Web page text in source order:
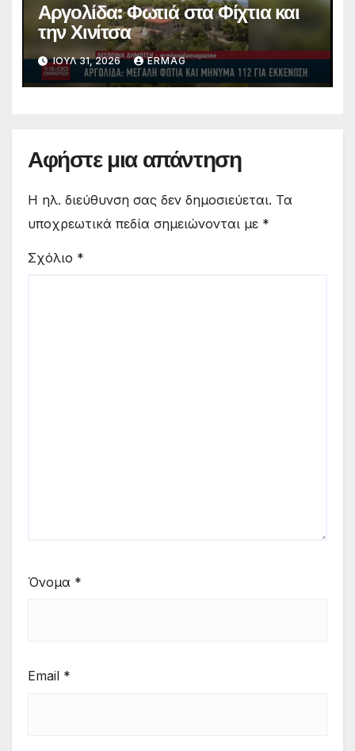
Αργολίδα: Φωτιά στα Φίχτια και
την Χινίτσα
ΙΟΎΛ 31, 2026 ERMAG
Αφήστε μια απάντηση
Η ηλ. διεύθυνση σας δεν δημοσιεύεται. Τα
υποχρεωτικά πεδία σημειώνονται με *
Σχόλιο *
Όνομα *
Email *